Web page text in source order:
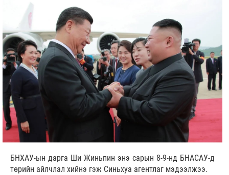
БНХАУ-ын дарга Ши Жиньпин энэ сарын 8-9-нд БНАСАУ-д
төрийн айлчлал хийнэ гэж Синьхуа агентлаг мэдээлжээ.